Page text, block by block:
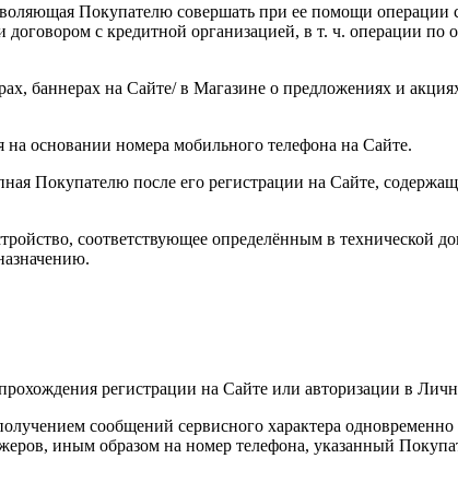
Покупателю совершать при ее помощи
с кредитной организацией, в т. ч. операции
баннерах на Сайте/ в Магазине о предложениях и
основании номера мобильного телефона на Сайте.
Покупателю после его регистрации на Сайте,
соответствующее определённым в технической
регистрации на Сайте или авторизации в
сообщений сервисного характера
иным образом на номер телефона, указанный